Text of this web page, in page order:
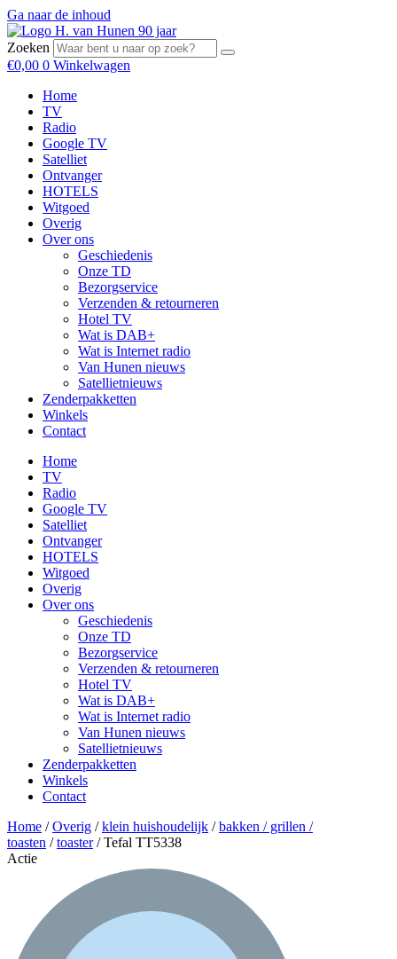
Ga naar de inhoud
Zoeken
€0,00 0 Winkelwagen
Home
TV
Radio
Google TV
Satelliet
Ontvanger
HOTELS
Witgoed
Overig
Over ons
Geschiedenis
Onze TD
Bezorgservice
Verzenden & retourneren
Hotel TV
Wat is DAB+
Wat is Internet radio
Van Hunen nieuws
Satellietnieuws
Zenderpakketten
Winkels
Contact
Home
TV
Radio
Google TV
Satelliet
Ontvanger
HOTELS
Witgoed
Overig
Over ons
Geschiedenis
Onze TD
Bezorgservice
Verzenden & retourneren
Hotel TV
Wat is DAB+
Wat is Internet radio
Van Hunen nieuws
Satellietnieuws
Zenderpakketten
Winkels
Contact
Home /Overig /klein huishoudelijk /bakken / grillen /
toasten /toaster/ Tefal TT5338
Actie